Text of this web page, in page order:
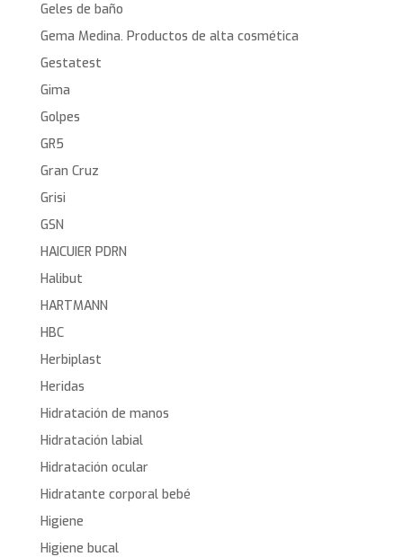
Geles de baño
Gema Medina. Productos de alta cosmética
Gestatest
Gima
Golpes
GR5
Gran Cruz
Grisi
GSN
HAICUIER PDRN
Halibut
HARTMANN
HBC
Herbiplast
Heridas
Hidratación de manos
Hidratación labial
Hidratación ocular
Hidratante corporal bebé
Higiene
Higiene bucal